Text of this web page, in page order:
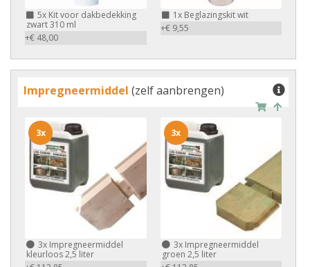
5x Kit voor dakbedekking
zwart 310 ml
+€ 48,00
1xBeglazingskit wit
+€ 9,55
Impregneermiddel (zelf aanbrengen)
3x Impregneermiddel
kleurloos 2,5 liter
3x
3xImpregneermiddel
groen 2,5 liter
3x